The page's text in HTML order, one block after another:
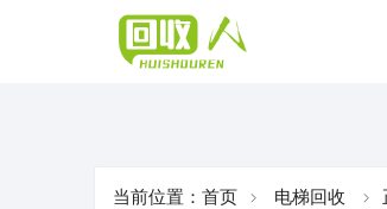
当前位置： 首页 电梯回收